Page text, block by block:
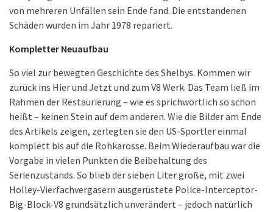
von mehreren Unfällen sein Ende fand. Die entstandenen
Schäden wurden im Jahr 1978 repariert.
Kompletter Neuaufbau
So viel zur bewegten Geschichte des Shelbys. Kommen wir
zurück ins Hier und Jetzt und zum V8 Werk. Das Team ließ im
Rahmen der Restaurierung – wie es sprichwörtlich so schon
heißt – keinen Stein auf dem anderen. Wie die Bilder am Ende
des Artikels zeigen, zerlegten sie den US-Sportler einmal
komplett bis auf die Rohkarosse. Beim Wiederaufbau war die
Vorgabe in vielen Punkten die Beibehaltung des
Serienzustands. So blieb der sieben Liter große, mit zwei
Holley-Vierfachvergasern ausgerüstete Police-Interceptor-
Big-Block-V8 grundsätzlich unverändert – jedoch natürlich